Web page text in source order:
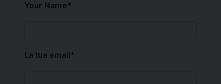
Your Name*
La tua email*